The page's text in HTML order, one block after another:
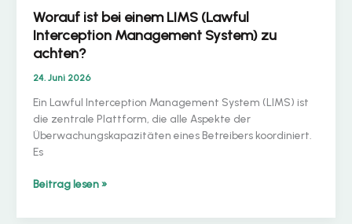
Worauf ist bei einem LIMS (Lawful
Interception Management System) zu
achten?
24. Juni 2026
Ein Lawful Interception Management System (LIMS) ist
die zentrale Plattform, die alle Aspekte der
Überwachungskapazitäten eines Betreibers koordiniert.
Es
Worauf
bei
Beitrag lesen »